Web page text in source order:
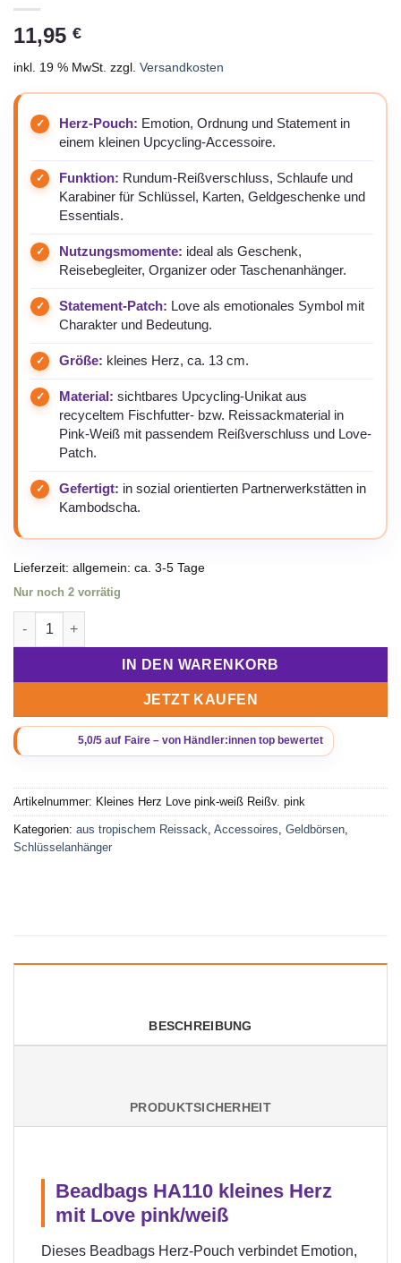
11,95 €
inkl. 19 % MwSt. zzgl. Versandkosten
Herz-Pouch: Emotion, Ordnung und Statement in
einem kleinen Upcycling-Accessoire.
Funktion: Rundum-Reißverschluss, Schlaufe und
Karabiner für Schlüssel, Karten, Geldgeschenke und
Essentials.
Nutzungsmomente: ideal als Geschenk,
Reisebegleiter, Organizer oder Taschenanhänger.
Statement-Patch: Love als emotionales Symbol mit
Charakter und Bedeutung.
Größe: kleines Herz, ca. 13 cm.
Material: sichtbares Upcycling-Unikat aus
recyceltem Fischfutter- bzw. Reissackmaterial in
Pink-Weiß mit passendem Reißverschluss und Love-
Patch.
Gefertigt: in sozial orientierten Partnerwerkstätten in
Kambodscha.
Lieferzeit: allgemein: ca. 3-5 Tage
Nur noch 2 vorrätig
Beadbags HA110 kleines Herz mit Love pink-weiß mit pinken
IN DEN WARENKORB
JETZT KAUFEN
Artikelnummer: Kleines Herz Love pink-weiß Reißv. pink
Kategorien: aus tropischem Reissack Accessoires Geldbörsen
Schlüsselanhänger
BESCHREIBUNG
PRODUKTSICHERHEIT
Beadbags HA110 kleines Herz
mit Love pink/weiß
Dieses Beadbags Herz-Pouch verbindet Emotion,